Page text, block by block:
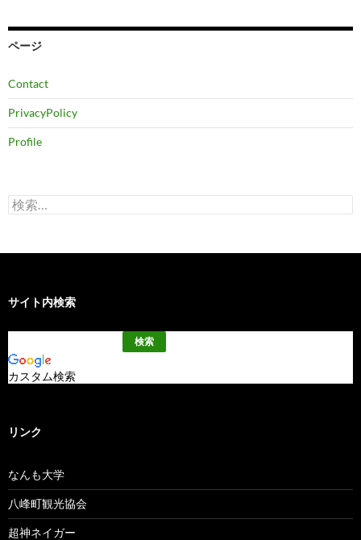
ブ
ページ
Contact
PrivacyPolicy
Profile
検
索:
サイト内検索
カスタム検索
リンク
なんも大学
八峰町観光協会
超神ネイガー